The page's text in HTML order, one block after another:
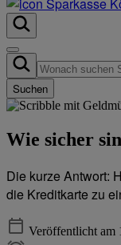
Suchen
Wie sicher
Die kurze Antwort:
die Kreditkarte zu
Veröffentlicht am